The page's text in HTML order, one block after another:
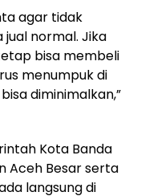
agar tidak
normal. Jika
bisa membeli
menumpuk di
diminimalkan,”
Kota Banda
Aceh Besar serta
langsung di